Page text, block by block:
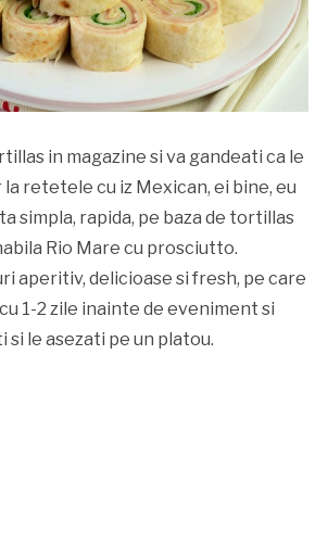
in magazine si va gandeati ca le
retetele cu iz Mexican, ei bine, eu
simpla, rapida, pe baza de tortillas
Rio Mare cu prosciutto.
aperitiv, delicioase si fresh, pe care
1-2 zile inainte de eveniment si
si le asezati pe un platou.